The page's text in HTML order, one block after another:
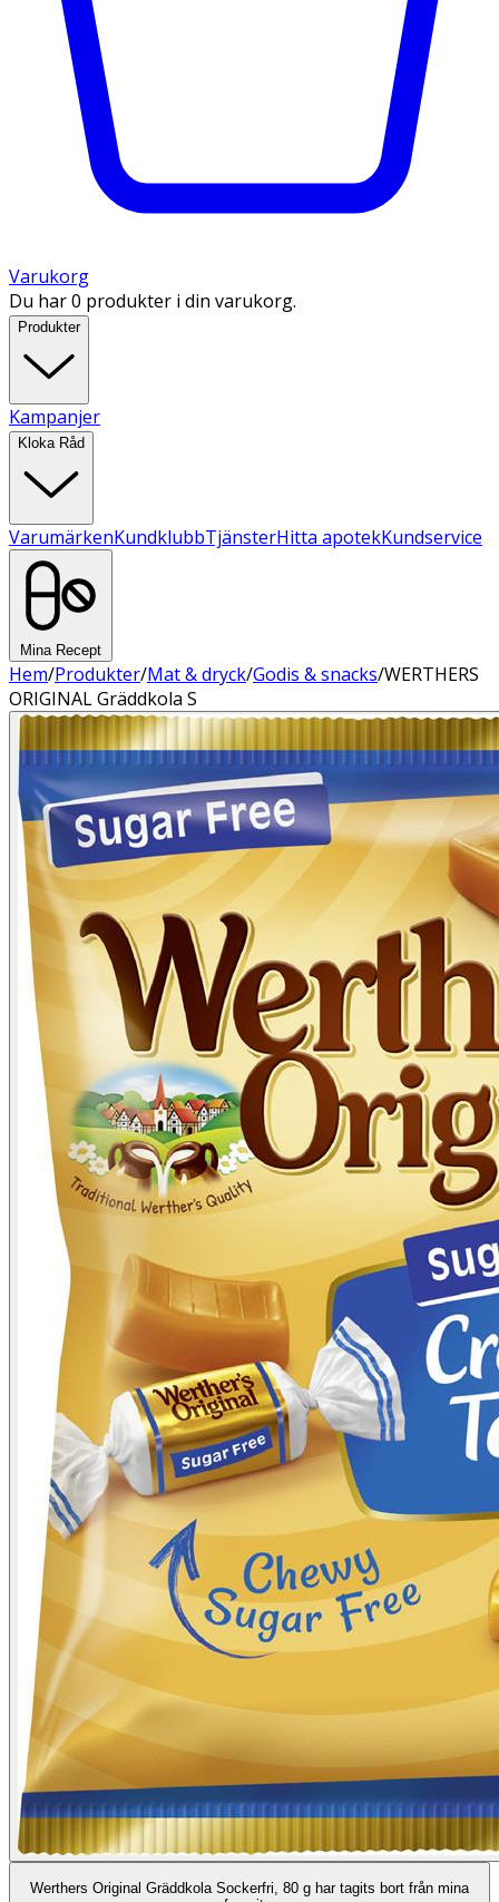
Varukorg
Du har 0 produkter i din varukorg.
Produkter
Kampanjer
Kloka Råd
VarumärkenKundklubbTjänsterHitta apotekKundservice
Mina Recept
Hem/Produkter/Mat & dryck/Godis & snacks/WERTHERS
ORIGINAL Gräddkola S
Werthers Original Gräddkola Sockerfri, 80 g har tagits bort från mina